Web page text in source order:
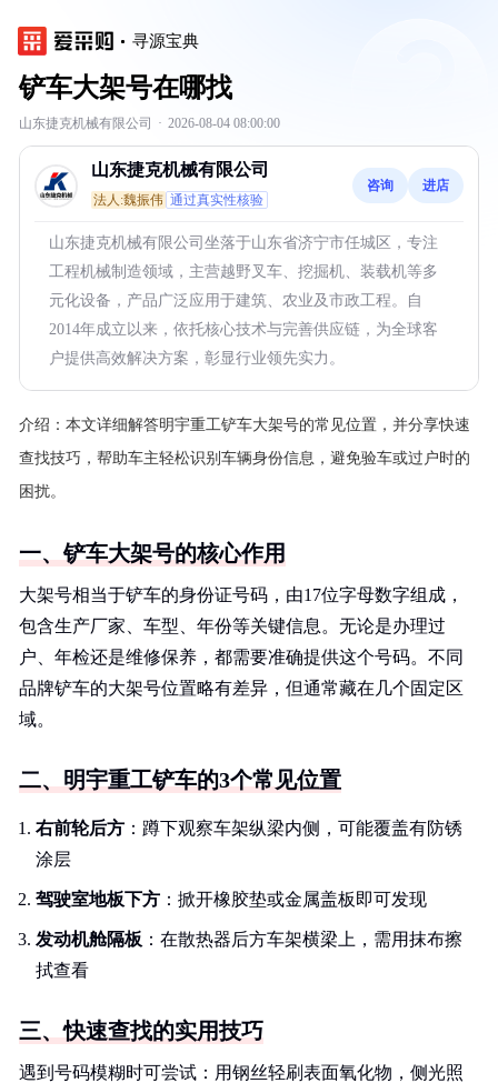
寻源宝典
铲车大架号在哪找
山东捷克机械有限公司 · 2026-08-04 08:00:00
山东捷克机械有限公司
法人:魏振伟 通过真实性核验
咨询 进店
山东捷克机械有限公司坐落于山东省济宁市任城区，专注
工程机械制造领域，主营越野叉车、挖掘机、装载机等多
元化设备，产品广泛应用于建筑、农业及市政工程。自
2014年成立以来，依托核心技术与完善供应链，为全球客
户提供高效解决方案，彰显行业领先实力。
介绍： 本文详细解答明宇重工铲车大架号的常见位置，并分享快速
查找技巧，帮助车主轻松识别车辆身份信息，避免验车或过户时的
困扰。
一、铲车大架号的核心作用
大架号相当于铲车的身份证号码，由17位字母数字组成，
包含生产厂家、车型、年份等关键信息。无论是办理过
户、年检还是维修保养，都需要准确提供这个号码。不同
品牌铲车的大架号位置略有差异，但通常藏在几个固定区
域。
二、明宇重工铲车的3个常见位置
右前轮后方 ：蹲下观察车架纵梁内侧，可能覆盖有防锈
涂层
驾驶室地板下方 ：掀开橡胶垫或金属盖板即可发现
发动机舱隔板 ：在散热器后方车架横梁上，需用抹布擦
拭查看
三、快速查找的实用技巧
遇到号码模糊时可尝试：用钢丝轻刷表面氧化物，侧光照